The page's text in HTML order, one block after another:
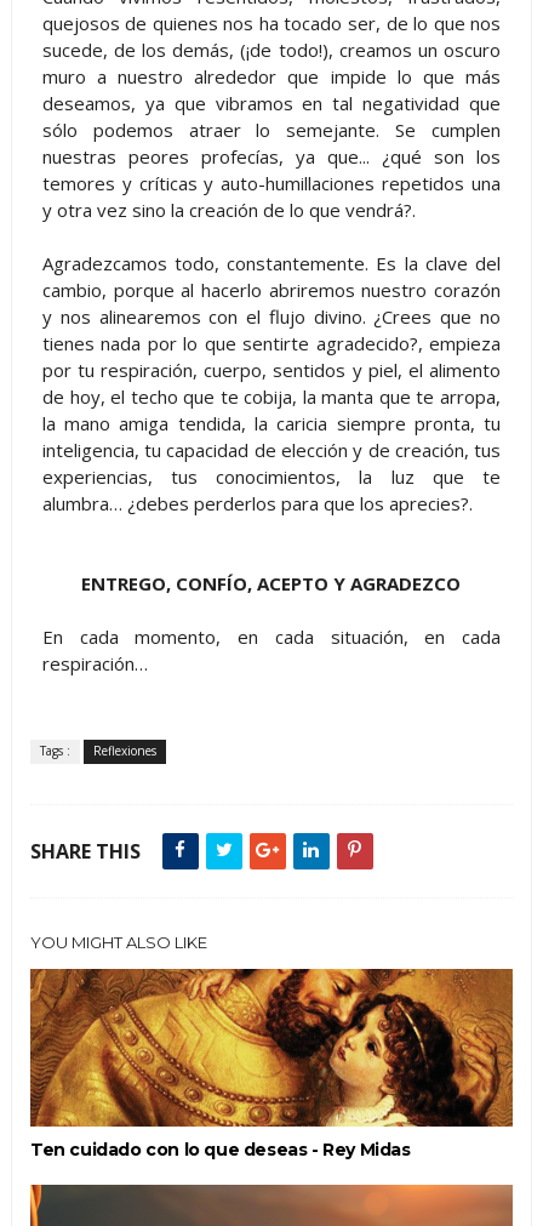
quejosos de quienes nos ha tocado ser, de lo que nos
sucede, de los demás, (¡de todo!), creamos un oscuro
muro a nuestro alrededor que impide lo que más
deseamos, ya que vibramos en tal negatividad que
sólo podemos atraer lo semejante. Se cumplen
nuestras peores profecías, ya que... ¿qué son los
temores y críticas y auto-humillaciones repetidos una
y otra vez sino la creación de lo que vendrá?.
Agradezcamos todo, constantemente. Es la clave del
cambio, porque al hacerlo abriremos nuestro corazón
y nos alinearemos con el flujo divino. ¿Crees que no
tienes nada por lo que sentirte agradecido?, empieza
por tu respiración, cuerpo, sentidos y piel, el alimento
de hoy, el techo que te cobija, la manta que te arropa,
la mano amiga tendida, la caricia siempre pronta, tu
inteligencia, tu capacidad de elección y de creación, tus
experiencias, tus conocimientos, la luz que te
alumbra… ¿debes perderlos para que los aprecies?.
ENTREGO, CONFÍO, ACEPTO Y AGRADEZCO
En cada momento, en cada situación, en cada
respiración…
Tags : Reflexiones
SHARE THIS
YOU MIGHT ALSO LIKE
Ten cuidado con lo que deseas - Rey Midas